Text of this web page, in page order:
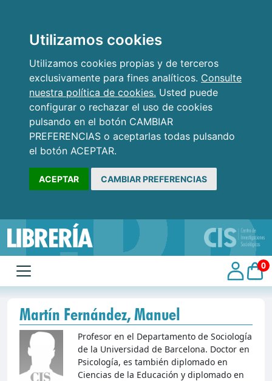
Utilizamos cookies
Utilizamos cookies propias y de terceros
exclusivamente para fines analíticos. Consulte
nuestra política de cookies. Usted puede
configurar o rechazar el uso de cookies
pulsando en el botón CAMBIAR
PREFERENCIAS o aceptarlas todas pulsando
el botón ACEPTAR.
ACEPTAR CAMBIAR PREFERENCIAS
0
Martín Fernández, Manuel
Profesor en el Departamento de Sociología
de la Universidad de Barcelona. Doctor en
Psicología, es también diplomado en
Ciencias de la Educación y diplomado en